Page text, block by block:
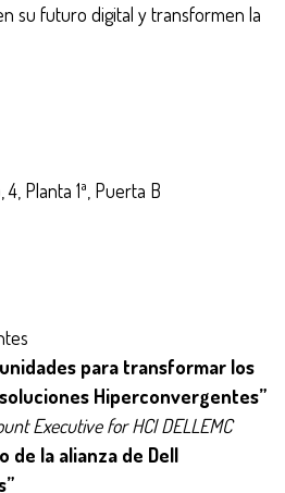
su futuro digital y transformen la
Planta 1ª, Puerta B
para transformar los
Hiperconvergentes”
Executive for HCI DELLEMC
de la alianza de Dell